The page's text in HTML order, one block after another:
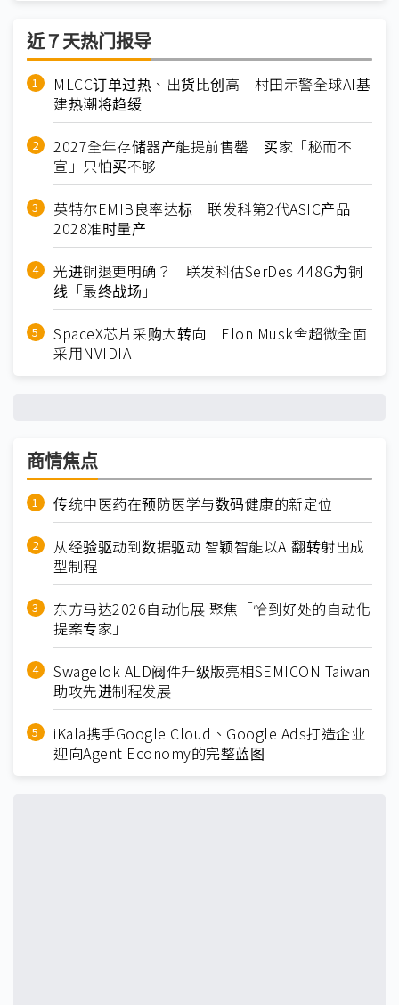
近７天热门报导
MLCC订单过热、出货比创高 村田示警全球AI基
建热潮将趋缓
2027全年存储器产能提前售罄 买家「秘而不
宣」只怕买不够
英特尔EMIB良率达标 联发科第2代ASIC产品
2028准时量产
光进铜退更明确？ 联发科估SerDes 448G为铜
线「最终战场」
SpaceX芯片采购大转向 Elon Musk舍超微全面
采用NVIDIA
商情焦点
传统中医药在预防医学与数码健康的新定位
从经验驱动到数据驱动 智颖智能以AI翻转射出成
型制程
东方马达2026自动化展 聚焦「恰到好处的自动化
提案专家」
Swagelok ALD阀件升级版亮相SEMICON Taiwan
助攻先进制程发展
iKala携手Google Cloud、Google Ads打造企业
迎向Agent Economy的完整蓝图